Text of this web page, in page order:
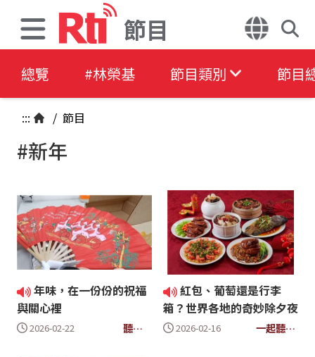
節目
總覽 #林榮基 節目類別 節目
::: / 節目
#新年
年味，在一份份的祝福
與關心裡
2026-02-22
聽眾
紅包、葡萄還是行李
箱？世界各地的奇妙除夕夜
2026-02-16
一起聽世